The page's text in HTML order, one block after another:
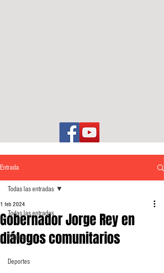
Entrada
Todas las entradas
Política
Deportes
Todas las entradas
Gobernador Jorge Rey en
diálogos comunitarios
1 feb 2024